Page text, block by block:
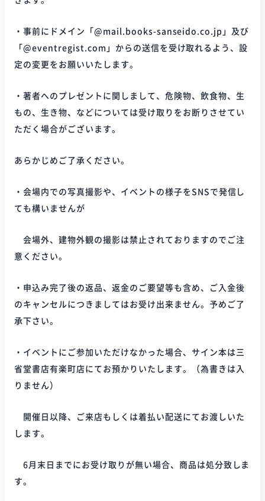
・事前にドメイン「@mail.books-sanseido.co.jp」及び
「@eventregist.com」からの送信を受け取れるよう、設
定の変更をお願いいたします。
・著者へのプレゼントに関しまして、危険物、飲食物、生
もの、生き物、などについては受け取りをお断りさせてい
ただく場合がございます。
あらかじめご了承ください。
・会場内での写真撮影や、イベントの様子をSNSで発信し
ても構いませんが
会場外、建物外観の撮影は禁止されておりますのでご注
意ください。
・申込み完了後の返品、返金のご要望等も含め、ご入金後
のキャンセルにつきましてはお受け出来ません。予めご了
承下さい。
・イベントにご参加いただけなかった場合、サイン本は三
省堂書店有楽町店にてお預かりいたします。（為書きは入
りません）
開催日以降、ご来店もしくは着払い配送にてお渡しいた
します。
6月末日までにお受け取りが無い場合、商品は処分致しま
す。